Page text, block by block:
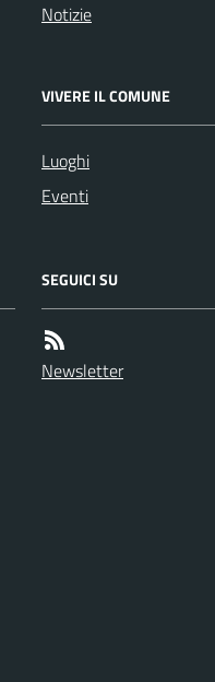
Notizie
VIVERE IL COMUNE
Luoghi
Eventi
SEGUICI SU
Newsletter